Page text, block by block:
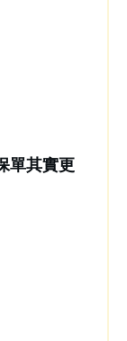
單其實更